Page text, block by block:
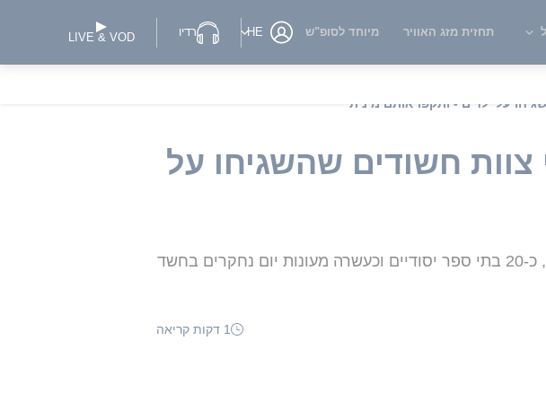
תחזית מזג האוויר מיוחד לסופ"ש HE רדיו LIVE & VOD
על ילדים - ותקפו אותם מינית
חשודים שהשגיחו על
חשד לפרשת התעללות רחבת היקף בילדים בצרפת • עובדים ב-84 גני ילדים, כ-20 בתי ספר יסודיים וכעשרה מעונות יום נחקרים בחשד
1 דקות קריאה